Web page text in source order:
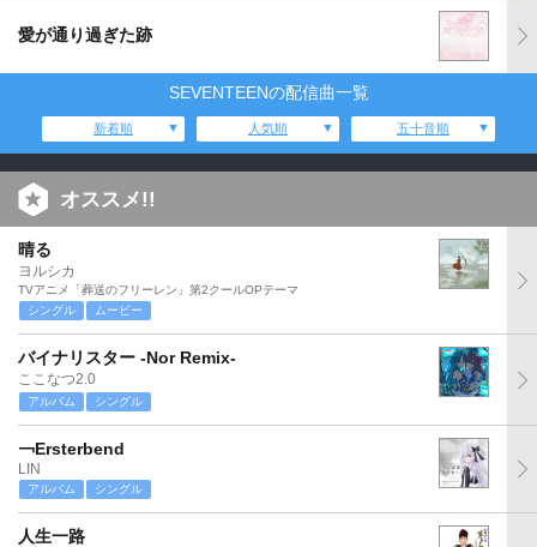
愛が通り過ぎた跡
SEVENTEENの配信曲一覧
新着順 人気順 五十音順
オススメ!!
晴る
ヨルシカ
TVアニメ「葬送のフリーレン」第2クールOPテーマ
シングル
ムービー
バイナリスター -Nor Remix-
ここなつ2.0
アルバム シングル
￢Ersterbend
LIN
アルバム シングル
人生一路